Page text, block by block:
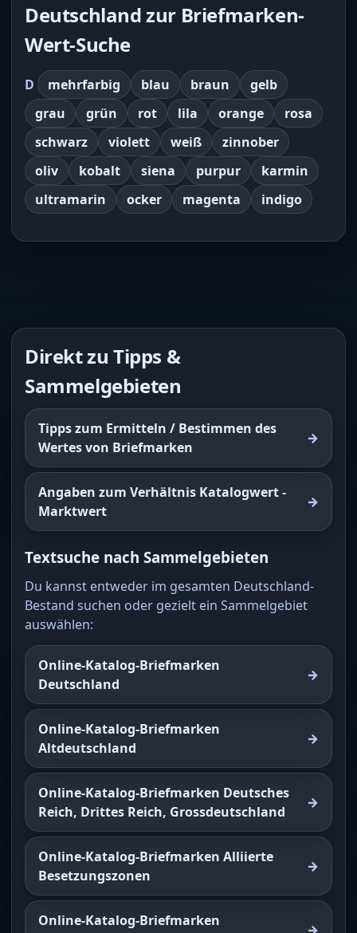
Deutschland zur Briefmarken-
Wert-Suche
D mehrfarbig blau braun
gelb
grau
grün rot lila orange
rosa
schwarz
violett weiß
zinnober
oliv
kobalt siena purpur
karmin
ultramarin
ocker magenta indigo
Direkt zu Tipps &
Sammelgebieten
Tipps zum Ermitteln / Bestimmen des
Wertes von Briefmarken
Angaben zum Verhältnis Katalogwert -
Marktwert
Textsuche nach Sammelgebieten
Du kannst entweder im gesamten Deutschland-
Bestand suchen oder gezielt ein Sammelgebiet
auswählen:
Online-Katalog-Briefmarken
Deutschland
Online-Katalog-Briefmarken
Altdeutschland
Online-Katalog-Briefmarken Deutsches
Reich, Drittes Reich, Grossdeutschland
Online-Katalog-Briefmarken Alliierte
Besetzungszonen
Online-Katalog-Briefmarken